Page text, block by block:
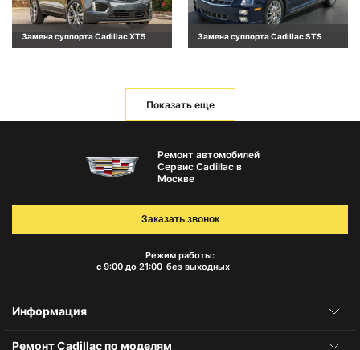
Замена суппорта Cadillac XT5 Замена суппорта Cadillac STS
Показать еще
Ремонт автомобилей
Сервис Cadillac в
Москве
Режим работы:
с 9:00 до 21:00 без выходных
Заказать звонок
Информация
Ремонт Cadillac по моделям